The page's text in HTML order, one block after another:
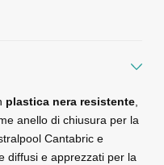
plastica nera resistente,
anello di chiusura per la
Cantabric e
diffusi e apprezzati per la